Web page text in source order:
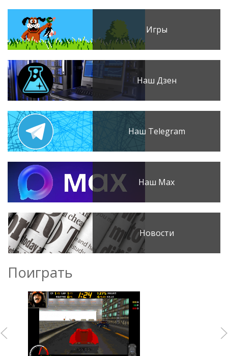
Игры
Наш Дзен
Наш Telegram
Наш Max
Новости
Поиграть